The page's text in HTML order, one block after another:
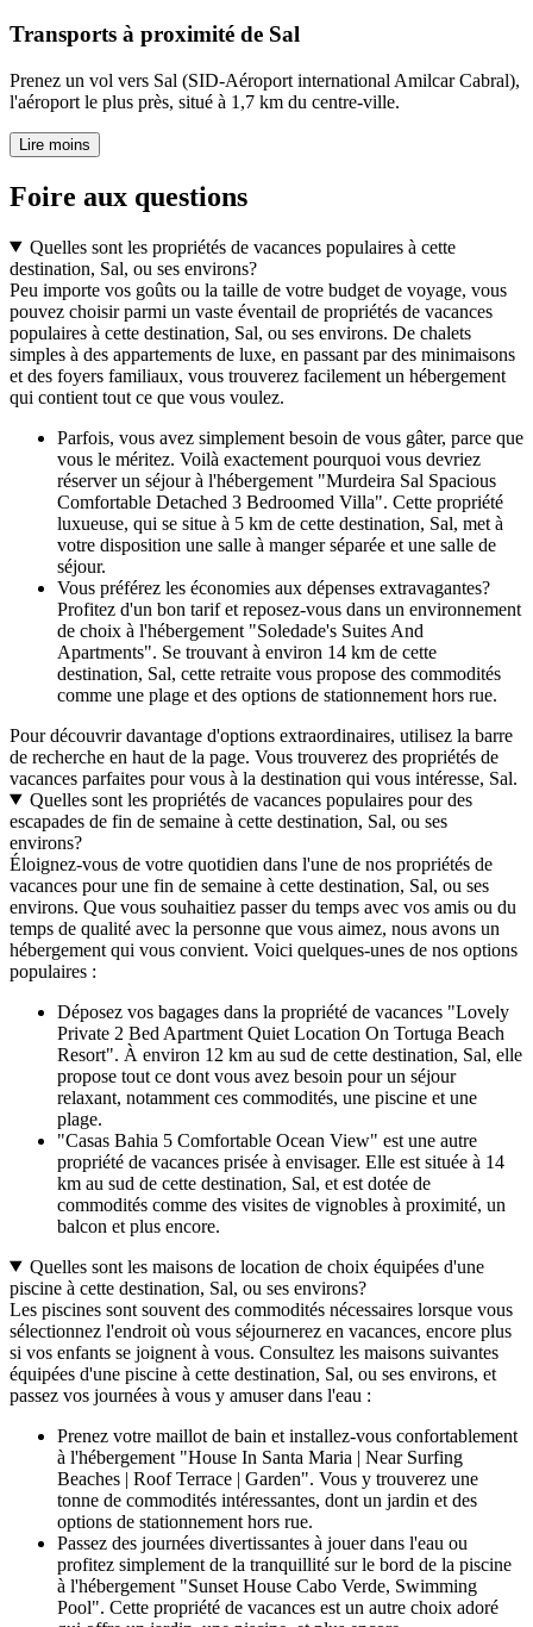
Transports à proximité de Sal
Prenez un vol vers Sal (SID-Aéroport international Amilcar Cabral),
l'aéroport le plus près, situé à 1,7 km du centre-ville.
Lire moins
Foire aux questions
Quelles sont les propriétés de vacances populaires à cette
destination, Sal, ou ses environs?
Peu importe vos goûts ou la taille de votre budget de voyage, vous
pouvez choisir parmi un vaste éventail de propriétés de vacances
populaires à cette destination, Sal, ou ses environs. De chalets
simples à des appartements de luxe, en passant par des minimaisons
et des foyers familiaux, vous trouverez facilement un hébergement
qui contient tout ce que vous voulez.
Parfois, vous avez simplement besoin de vous gâter, parce que
vous le méritez. Voilà exactement pourquoi vous devriez
réserver un séjour à l'hébergement "Murdeira Sal Spacious
Comfortable Detached 3 Bedroomed Villa". Cette propriété
luxueuse, qui se situe à 5 km de cette destination, Sal, met à
votre disposition une salle à manger séparée et une salle de
séjour.
Vous préférez les économies aux dépenses extravagantes?
Profitez d'un bon tarif et reposez-vous dans un environnement
de choix à l'hébergement "Soledade's Suites And
Apartments". Se trouvant à environ 14 km de cette
destination, Sal, cette retraite vous propose des commodités
comme une plage et des options de stationnement hors rue.
Pour découvrir davantage d'options extraordinaires, utilisez la barre
de recherche en haut de la page. Vous trouverez des propriétés de
vacances parfaites pour vous à la destination qui vous intéresse, Sal.
Quelles sont les propriétés de vacances populaires pour des
escapades de fin de semaine à cette destination, Sal, ou ses
environs?
Éloignez-vous de votre quotidien dans l'une de nos propriétés de
vacances pour une fin de semaine à cette destination, Sal, ou ses
environs. Que vous souhaitiez passer du temps avec vos amis ou du
temps de qualité avec la personne que vous aimez, nous avons un
hébergement qui vous convient. Voici quelques-unes de nos options
populaires :
Déposez vos bagages dans la propriété de vacances "Lovely
Private 2 Bed Apartment Quiet Location On Tortuga Beach
Resort". À environ 12 km au sud de cette destination, Sal, elle
propose tout ce dont vous avez besoin pour un séjour
relaxant, notamment ces commodités, une piscine et une
plage.
"Casas Bahia 5 Comfortable Ocean View" est une autre
propriété de vacances prisée à envisager. Elle est située à 14
km au sud de cette destination, Sal, et est dotée de
commodités comme des visites de vignobles à proximité, un
balcon et plus encore.
Quelles sont les maisons de location de choix équipées d'une
piscine à cette destination, Sal, ou ses environs?
Les piscines sont souvent des commodités nécessaires lorsque vous
sélectionnez l'endroit où vous séjournerez en vacances, encore plus
si vos enfants se joignent à vous. Consultez les maisons suivantes
équipées d'une piscine à cette destination, Sal, ou ses environs, et
passez vos journées à vous y amuser dans l'eau :
Prenez votre maillot de bain et installez-vous confortablement
à l'hébergement "House In Santa Maria | Near Surfing
Beaches | Roof Terrace | Garden". Vous y trouverez une
tonne de commodités intéressantes, dont un jardin et des
options de stationnement hors rue.
Passez des journées divertissantes à jouer dans l'eau ou
profitez simplement de la tranquillité sur le bord de la piscine
à l'hébergement "Sunset House Cabo Verde, Swimming
Pool". Cette propriété de vacances est un autre choix adoré